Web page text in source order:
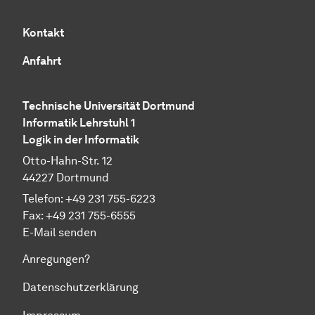
Kontakt
Anfahrt
Technische Universität Dortmund
Informatik Lehrstuhl 1
Logik in der Informatik
Otto-Hahn-Str. 12
44227 Dortmund
Telefon: +49 231 755-6223
Fax: +49 231 755-6555
E-Mail senden
Anregungen?
Datenschutzerklärung